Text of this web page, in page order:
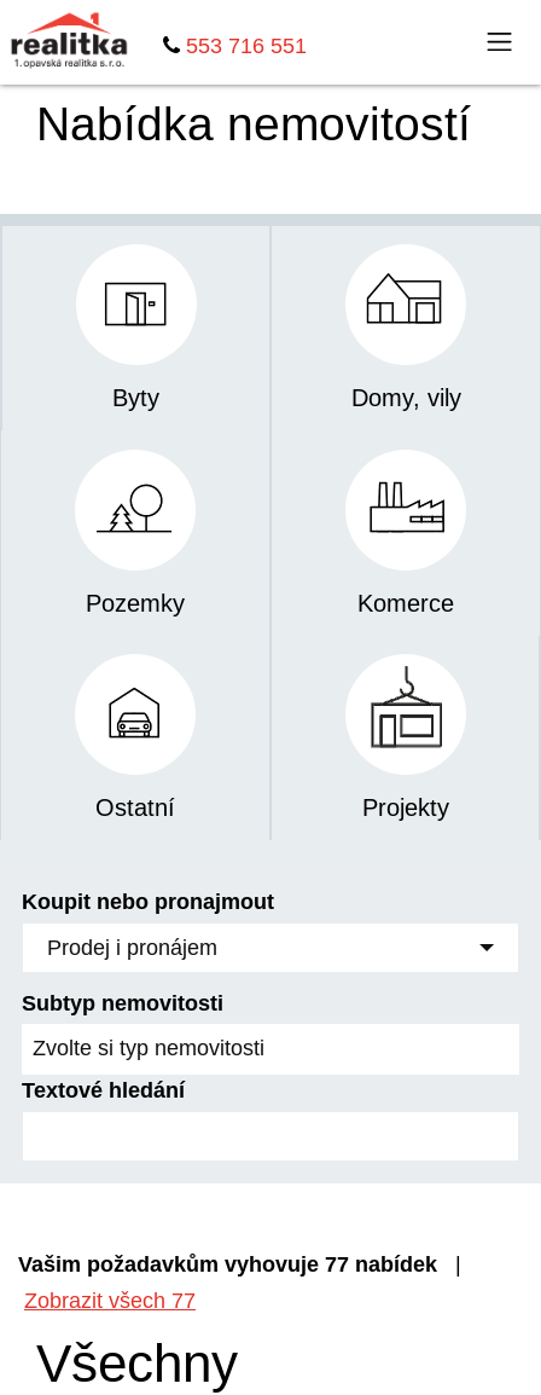
553 716 551
Nabídka nemovitostí
Byty Domy, vily
Pozemky Komerce
Ostatní Projekty
Koupit nebo pronajmout
Prodej i pronájem
Subtyp nemovitosti
Zvolte si typ nemovitosti
Textové hledání
Vašim požadavkům vyhovuje 77 nabídek
Zobrazit všech 77
Všechny